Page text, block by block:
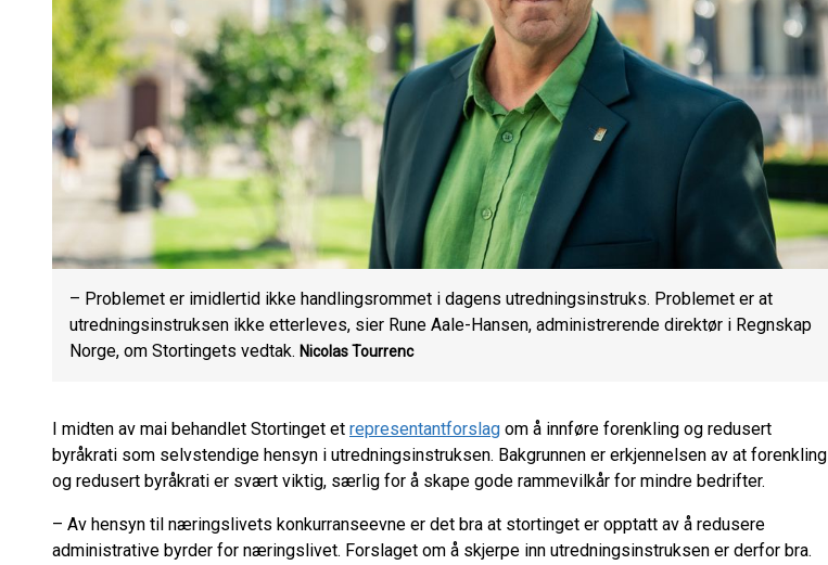
– Problemet er imidlertid ikke handlingsrommet i dagens utredningsinstruks. Problemet er at
utredningsinstruksen ikke etterleves, sier Rune Aale-Hansen, administrerende direktør i Regnskap
Norge, om Stortingets vedtak. Nicolas Tourrenc
I midten av mai behandlet Stortinget et representantforslag om å innføre forenkling og redusert
byråkrati som selvstendige hensyn i utredningsinstruksen. Bakgrunnen er erkjennelsen av at forenkling
og redusert byråkrati er svært viktig, særlig for å skape gode rammevilkår for mindre bedrifter.
– Av hensyn til næringslivets konkurranseevne er det bra at stortinget er opptatt av å redusere
administrative byrder for næringslivet. Forslaget om å skjerpe inn utredningsinstruksen er derfor bra.